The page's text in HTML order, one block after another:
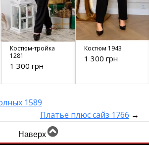
Костюм-тройка
1281
1 300 грн
Костюм 1943
1 300 грн
1589
Платье плюс сайз 1766 →
Наверх